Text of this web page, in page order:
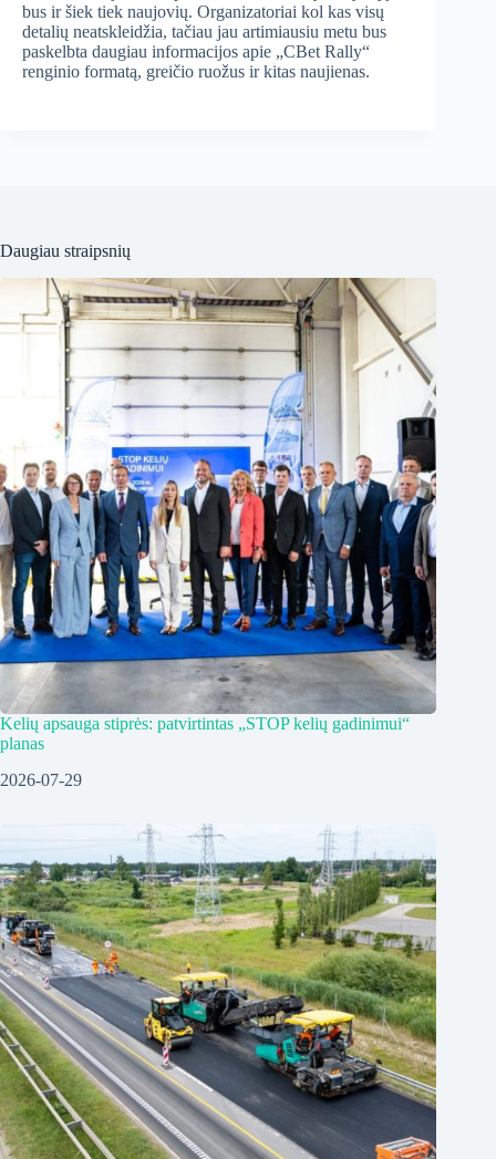
bus ir šiek tiek naujovių. Organizatoriai kol kas visų
detalių neatskleidžia, tačiau jau artimiausiu metu bus
paskelbta daugiau informacijos apie „CBet Rally“
renginio formatą, greičio ruožus ir kitas naujienas.
Daugiau straipsnių
Kelių apsauga stiprės: patvirtintas „STOP kelių gadinimui“
planas
2026-07-29